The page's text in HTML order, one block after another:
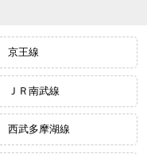
京王線
ＪＲ南武線
西武多摩湖線